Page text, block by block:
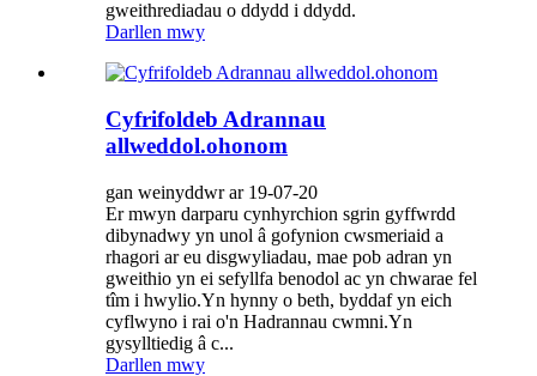
gweithrediadau o ddydd i ddydd.
Darllen mwy
Cyfrifoldeb Adrannau
allweddol.ohonom
gan weinyddwr ar 19-07-20
Er mwyn darparu cynhyrchion sgrin gyffwrdd
dibynadwy yn unol â gofynion cwsmeriaid a
rhagori ar eu disgwyliadau, mae pob adran yn
gweithio yn ei sefyllfa benodol ac yn chwarae fel
tîm i hwylio.Yn hynny o beth, byddaf yn eich
cyflwyno i rai o'n Hadrannau cwmni.Yn
gysylltiedig â c...
Darllen mwy